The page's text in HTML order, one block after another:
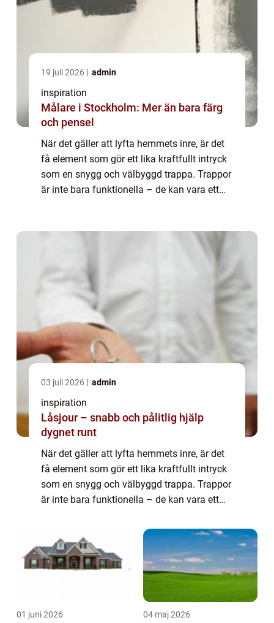
19 juli 2026 admin
inspiration
Målare i Stockholm: Mer än bara färg
och pensel
När det gäller att lyfta hemmets inre, är det
få element som gör ett lika kraftfullt intryck
som en snygg och välbyggd trappa. Trappor
är inte bara funktionella – de kan vara ett
03 juli 2026 admin
inspiration
Låsjour – snabb och pålitlig hjälp
dygnet runt
När det gäller att lyfta hemmets inre, är det
få element som gör ett lika kraftfullt intryck
som en snygg och välbyggd trappa. Trappor
är inte bara funktionella – de kan vara ett
hem. I Malmö, en stad ...
01 juni 2026 04 maj 2026